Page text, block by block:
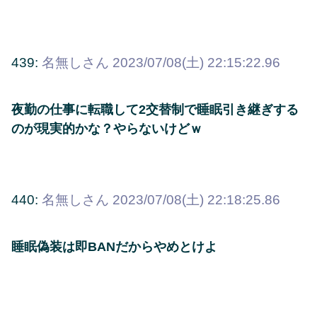
439: 名無しさん 2023/07/08(土) 22:15:22.96
夜勤の仕事に転職して2交替制で睡眠引き継ぎする
のが現実的かな？やらないけどｗ
440: 名無しさん 2023/07/08(土) 22:18:25.86
睡眠偽装は即BANだからやめとけよ